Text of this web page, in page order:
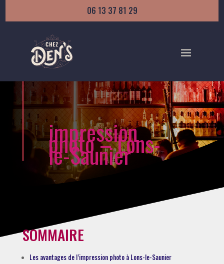
06 13 37 81 29
impression
photo – Lons-
le-Saunier
SOMMAIRE
Les avantages de l’impression photo à Lons-le-Saunier